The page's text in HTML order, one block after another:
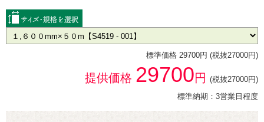
標準価格 29700円 (税抜27000円)
提供価格 29700円 (税抜27000円)
標準納期：3営業日程度